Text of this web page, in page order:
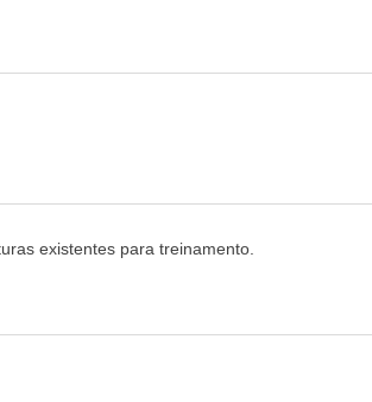
existentes para treinamento.